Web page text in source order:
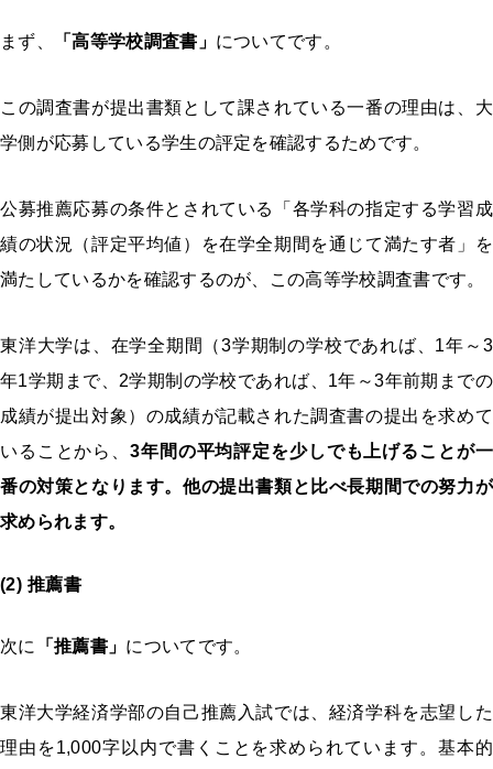
まず、 「高等学校調査書」 についてです。
この調査書が提出書類として課されている一番の理由は、大
学側が応募している学生の評定を確認するためです。
公募推薦応募の条件とされている「各学科の指定する学習成
績の状況（評定平均値）を在学全期間を通じて満たす者」を
満たしているかを確認するのが、この高等学校調査書です。
東洋大学は、在学全期間（3学期制の学校であれば、1年～3
年1学期まで、2学期制の学校であれば、1年～3年前期までの
成績が提出対象）の成績が記載された調査書の提出を求めて
いることから、3年間の平均評定を少しでも上げることが一
番の対策となります。他の提出書類と比べ長期間での努力が
求められます。
(2) 推薦書
次に 「推薦書」 についてです。
東洋大学経済学部の自己推薦入試では、経済学科を志望した
理由を1,000字以内で書くことを求められています。基本的